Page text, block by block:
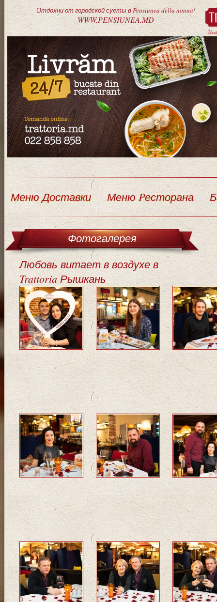
Отдохни от городской суеты в Pensiunea della nonna!
WWW.PENSIUNEA.MD
Меню Доставки Меню Pесторана
Фотогалерея
Любовь витает в воздухе в
Trattoria Рышкань